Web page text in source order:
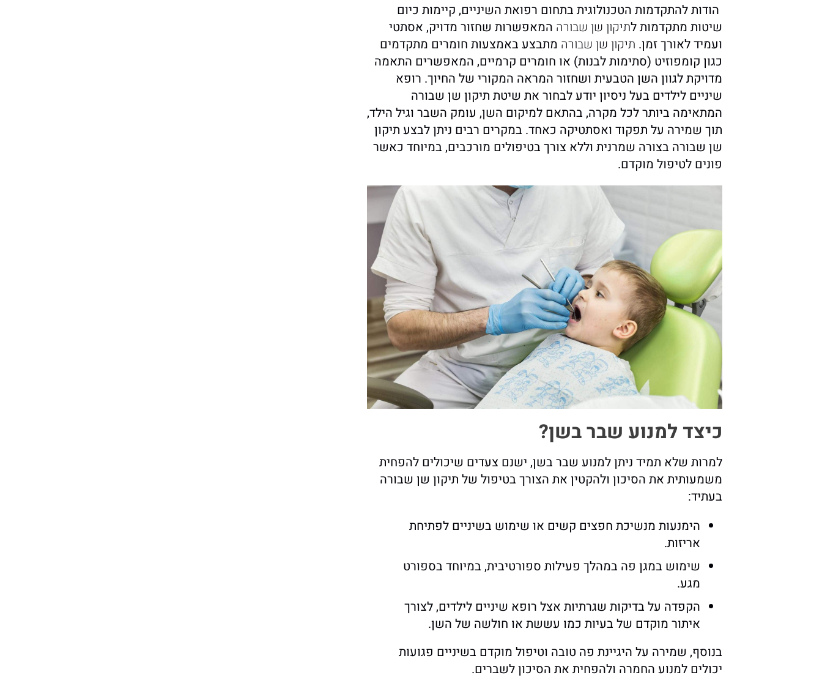
הודות להתקדמות הטכנולוגית בתחום רפואת השיניים, קיימות כיום
שיטות מתקדמות לתיקון שן שבורה המאפשרות שחזור מדויק, אסתטי
ועמיד לאורך זמן. תיקון שן שבורה מתבצע באמצעות חומרים מתקדמים
כגון קומפוזיט (סתימות לבנות) או חומרים קרמיים, המאפשרים התאמה
מדויקת לגוון השן הטבעית ושחזור המראה המקורי של החיוך. רופא
שיניים לילדים בעל ניסיון יודע לבחור את שיטת תיקון שן שבורה
המתאימה ביותר לכל מקרה, בהתאם למיקום השן, עומק השבר וגיל הילד,
תוך שמירה על תפקוד ואסתטיקה כאחד. במקרים רבים ניתן לבצע תיקון
שן שבורה בצורה שמרנית וללא צורך בטיפולים מורכבים, במיוחד כאשר
פונים לטיפול מוקדם.
כיצד למנוע שבר בשן?
למרות שלא תמיד ניתן למנוע שבר בשן, ישנם צעדים שיכולים להפחית
משמעותית את הסיכון ולהקטין את הצורך בטיפול של תיקון שן שבורה
בעתיד:
הימנעות מנשיכת חפצים קשים או שימוש בשיניים לפתיחת
אריזות.
שימוש במגן פה במהלך פעילות ספורטיבית, במיוחד בספורט
מגע.
הקפדה על בדיקות שגרתיות אצל רופא שיניים לילדים, לצורך
איתור מוקדם של בעיות כמו עששת או חולשה של השן.
בנוסף, שמירה על היגיינת פה טובה וטיפול מוקדם בשיניים פגועות
יכולים למנוע החמרה ולהפחית את הסיכון לשברים.